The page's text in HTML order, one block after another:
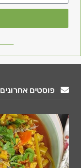
פוסטים אחרונים